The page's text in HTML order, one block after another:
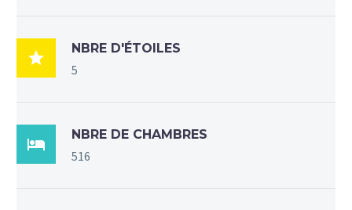

NBRE D'ÉTOILES
5

NBRE DE CHAMBRES
516